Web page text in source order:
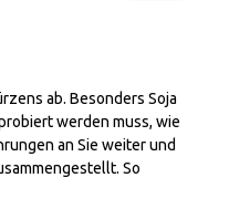
ab. Besonders Soja
werden muss, wie
an Sie weiter und
So